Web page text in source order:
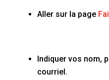
Aller sur la page
Indiquer vos nom,
courriel.